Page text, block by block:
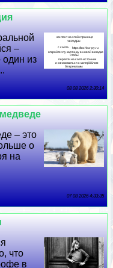
–
один из
08 08 2026 2:30:14
– это
о
на
07 08 2026 4:33:35
что
в